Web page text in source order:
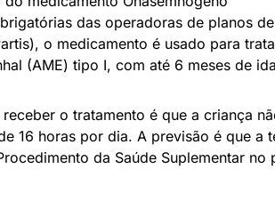
das operadoras de planos
o medicamento é usado para
(AME) tipo I, com até 6 meses de
o tratamento é que a criança
16 horas por dia. A previsão é que a
da Saúde Suplementar no